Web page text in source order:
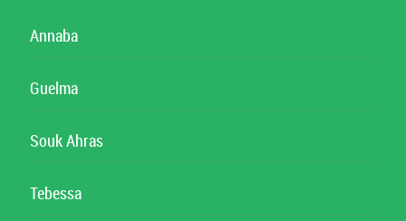
Annaba
Guelma
Souk Ahras
Tebessa